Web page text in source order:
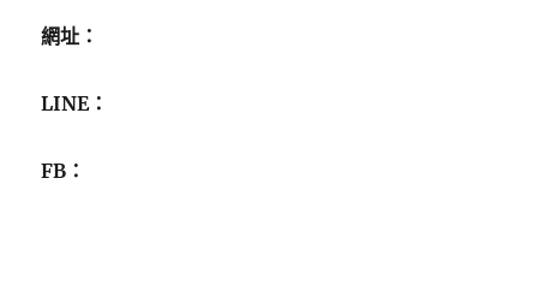
網址：
LINE：
FB：